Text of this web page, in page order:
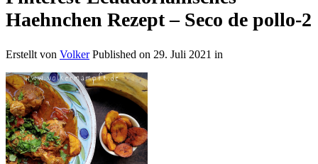
Haehnchen Rezept – Seco de pollo-2
Erstellt von Volker Published on 29. Juli 2021 in